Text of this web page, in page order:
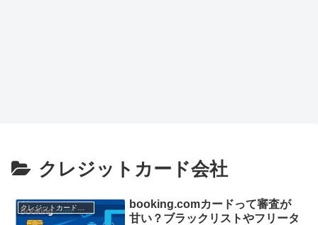
クレジットカード会社
booking.comカードって審査が
甘い？ブラックリストやフリータ